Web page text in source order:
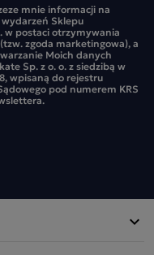
mnie informacji na
Sklepu
w postaci otrzymywania
zgoda marketingowa), a
Moich danych
Sp. z o. o. z siedzibą w
wpisaną do rejestru
pod numerem KRS